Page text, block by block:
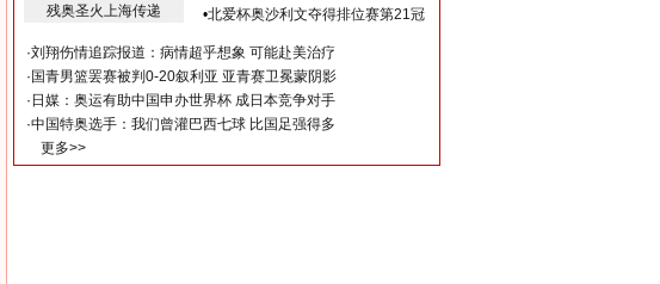
残奥圣火上海传递
•北爱杯奥沙利文夺得排位赛第21冠
·刘翔伤情追踪报道：病情超乎想象 可能赴美治疗
· 国青男篮罢赛被判0-20叙利亚 亚青赛卫冕蒙阴影
· 日媒：奥运有助中国申办世界杯 成日本竞争对手
·中国特奥选手：我们曾灌巴西七球 比国足强得多
更多>>